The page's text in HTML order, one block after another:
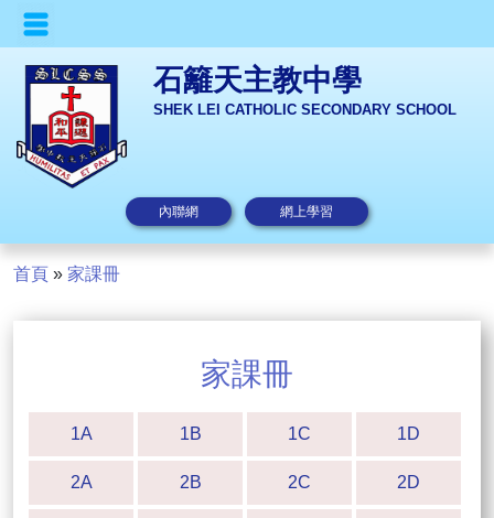
石籬天主教中學
SHEK LEI CATHOLIC SECONDARY SCHOOL
內聯網 網上學習
首頁 » 家課冊
家課冊
1A 1B 1C 1D
2A 2B 2C 2D